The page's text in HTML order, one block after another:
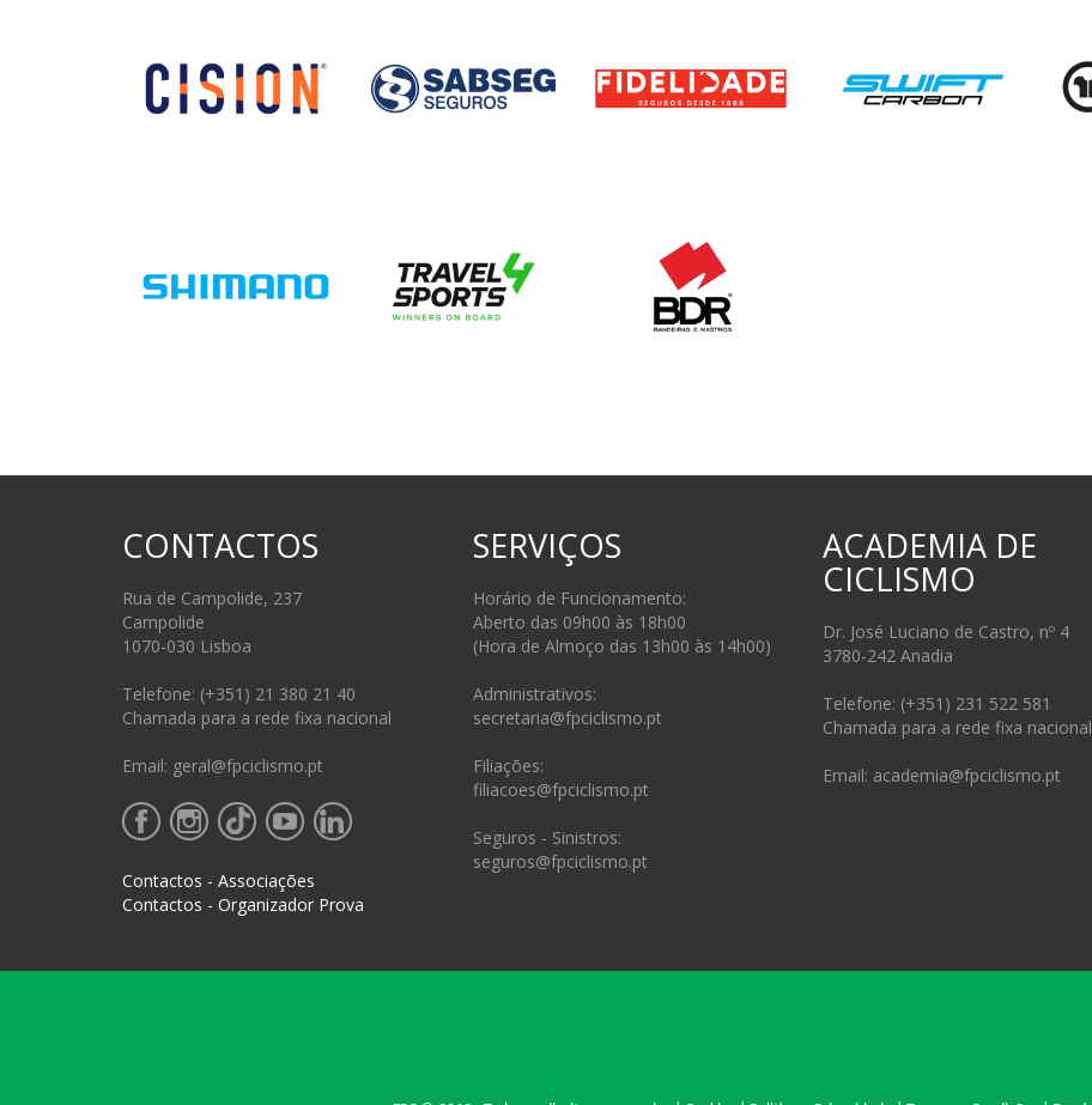
CONTACTOS
Rua de Campolide, 237
Campolide
1070-030 Lisboa
Telefone: (+351) 21 380 21 40
Chamada para a rede fixa nacional
Email: geral@fpciclismo.pt
Contactos - Associações
Contactos - Organizador Prova
SERVIÇOS
Horário de Funcionamento:
Aberto das 09h00 às 18h00
(Hora de Almoço das 13h00 às 14h00)
Administrativos:
secretaria@fpciclismo.pt
Filiações:
filiacoes@fpciclismo.pt
Seguros - Sinistros:
seguros@fpciclismo.pt
ACADEMIA DE
CICLISMO
Dr. José Luciano de Castro, nº 4
3780-242 Anadia
Telefone: (+351) 231 522 581
Chamada para a rede fixa nacional
Email: academia@fpciclismo.pt